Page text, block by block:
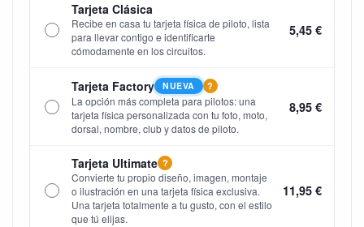
Tarjeta Clásica
Recibe en casa tu tarjeta física de piloto, lista
para llevar contigo e identificarte
cómodamente en los circuitos.
5,45 €
Tarjeta Factory NUEVA ?
La opción más completa para pilotos: una
tarjeta física personalizada con tu foto, moto,
dorsal, nombre, club y datos de piloto.
8,95 €
Tarjeta Ultimate ?
Convierte tu propio diseño, imagen, montaje
o ilustración en una tarjeta física exclusiva.
Una tarjeta totalmente a tu gusto, con el estilo
que tú elijas.
11,95 €